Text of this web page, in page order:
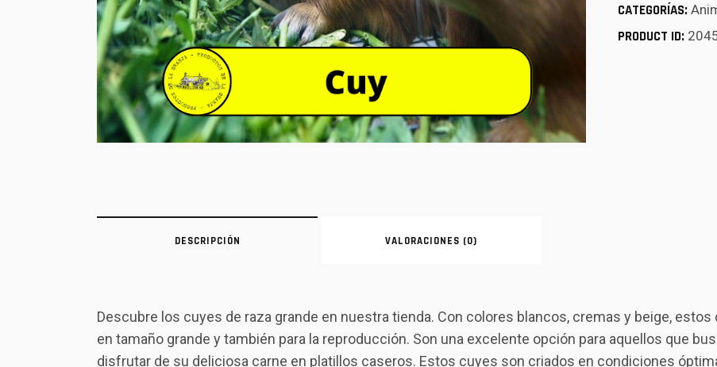
CATEGORÍAS:
PRODUCT ID:
DESCRIPCIÓN VALORACIONES (0)
Descubre los cuyes de raza grande en nuestra tienda. Con colores blancos, cremas y beige,
en tamaño grande y también para la reproducción. Son una excelente opción para aquellos que
disfrutar de su deliciosa carne en platillos caseros. Estos cuyes son criados en condiciones